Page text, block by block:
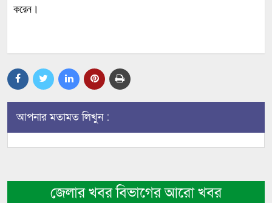
করেন।
আপনার মতামত লিখুন :
জেলার খবর বিভাগের আরো খবর